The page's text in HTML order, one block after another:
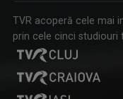
TVR acoperă cele mai
prin cele cinci studiouri